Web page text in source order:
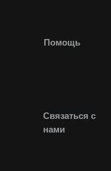
Помощь
Связаться с
нами